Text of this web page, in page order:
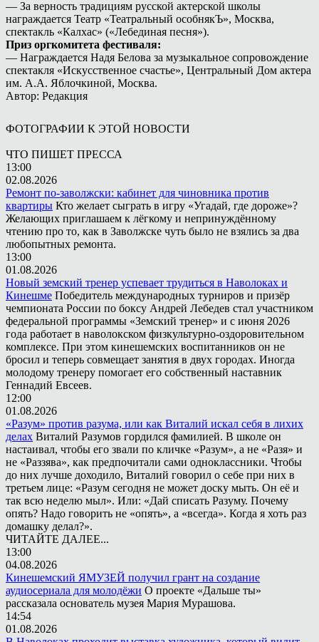
— За верность традициям русской актерской школы
награждается Театр «Театральный особнякЪ», Москва,
спектакль «Калхас» («Лебединая песня»).
Приз оргкомитета фестиваля:
— Награждается Надя Белова за музыкальное сопровождение
спектакля «Искусственное счастье», Центральный Дом актера
им. А.А. Яблочкиной, Москва.
Автор: Редакция
ФОТОГРАФИИ К ЭТОЙ НОВОСТИ
ЧТО ПИШЕТ ПРЕССА
13:00
02.08.2026
Ремонт по-заволжски: кабинет для чиновника против
квартиры Кто желает сыграть в игру «Угадай, где дороже»?
Желающих приглашаем к лёгкому и непринуждённому
чтению про то, как в Заволжске чуть было не взялись за два
любопытных ремонта.
13:00
01.08.2026
Новый земский тренер успевает трудиться в Наволоках и
Кинешме Победитель международных турниров и призёр
чемпионата России по боксу Андрей Лебедев стал участником
федеральной программы «Земский тренер» и с июня 2026
года работает в наволокском физкультурно-оздоровительном
комплексе. При этом кинешемских воспитанников он не
бросил и теперь совмещает занятия в двух городах. Иногда
молодому тренеру помогает его собственный наставник
Геннадий Евсеев.
12:00
01.08.2026
«Разум» против разума, или как Виталий искал себя в лихих
делах Виталий Разумов гордился фамилией. В школе он
настаивал, чтобы его звали по кличке «Разум», а не «Разя» и
не «Раззява», как предпочитали сами одноклассники. Чтобы
до них лучше доходило, Виталий говорил о себе при них в
третьем лице: «Разум сегодня не может доску мыть. Он её и
так всю неделю мыл». Или: «Дай списать Разуму. Почему
опять? Надо говорить не «опять», а «всегда». Когда я хоть раз
домашку делал?».
ЧИТАЙТЕ ДАЛЕЕ...
13:00
04.08.2026
Кинешемский ЯМУЗЕЙ получил грант на создание
аудиосериала для молодёжи О проекте «Дальше ты»
рассказала основатель музея Мария Мурашова.
14:54
01.08.2026